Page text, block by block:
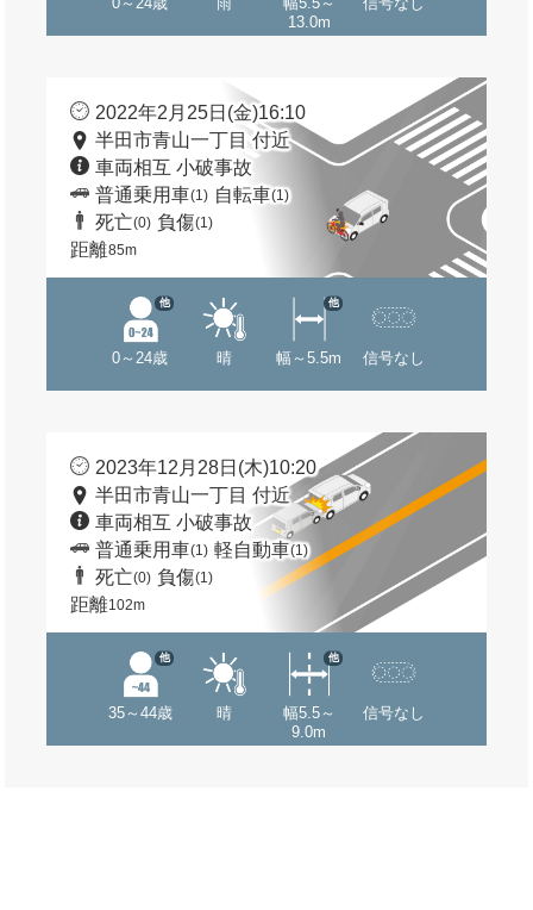
13.0m
2022年2月25日(金)16:10
半田市青山一丁目 付近
車両相互 小破事故
普通乗用車(1) 自転車(1)
死亡(0) 負傷(1)
距離85m
0～24歳
他
晴 幅～5.5m
他
信号なし
2023年12月28日(木)10:20
半田市青山一丁目 付近
車両相互 小破事故
普通乗用車(1) 軽自動車(1)
死亡(0) 負傷(1)
距離102m
35～44歳
他
晴
幅5.5～
9.0m
他
信号なし